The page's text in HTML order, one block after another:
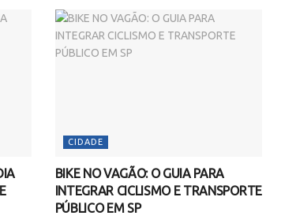
CIDADE
BIKE NO VAGÃO: O GUIA PARA
INTEGRAR CICLISMO E TRANSPORTE
PÚBLICO EM SP